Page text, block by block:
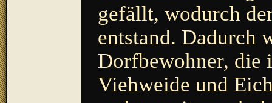
gefällt, wodurch
entstand. Dadurch
Dorfbewohner, die
Viehweide und